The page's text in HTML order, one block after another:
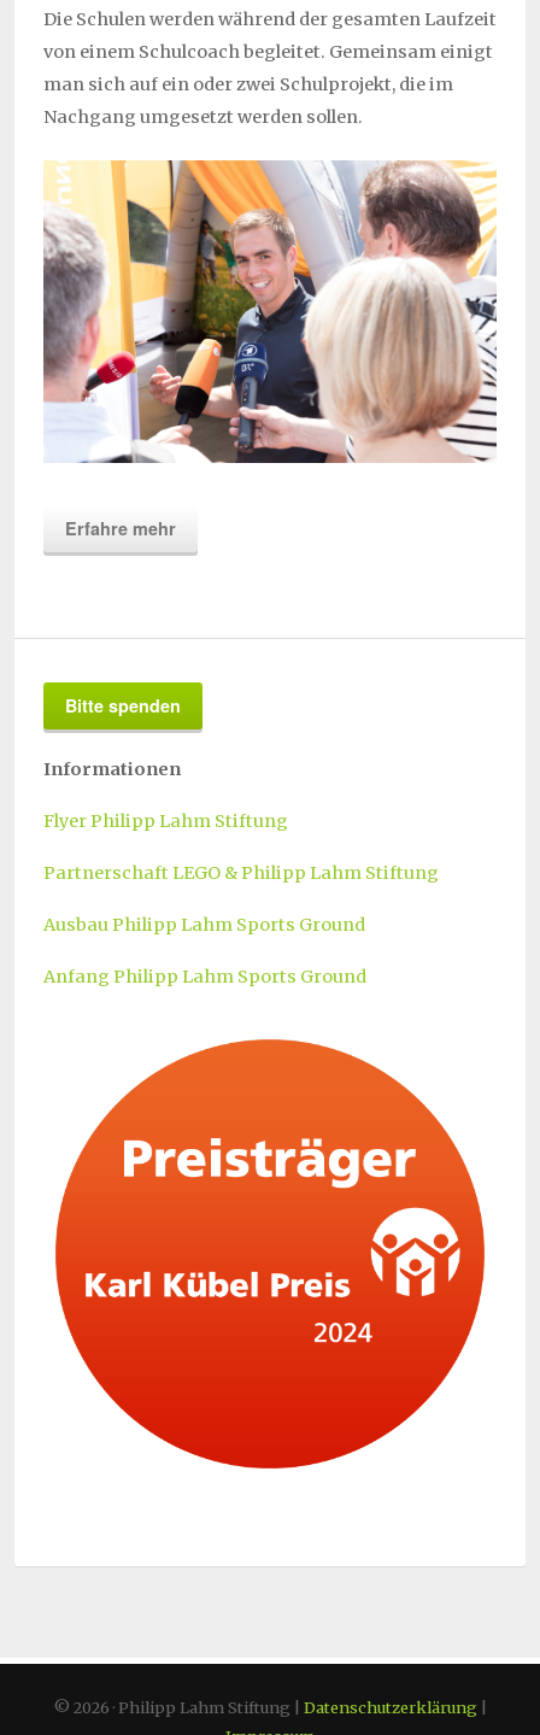
Die Schulen werden während der gesamten Laufzeit
von einem Schulcoach begleitet. Gemeinsam einigt
man sich auf ein oder zwei Schulprojekt, die im
Nachgang umgesetzt werden sollen.
Erfahre mehr
Bitte spenden
Informationen
Flyer Philipp Lahm Stiftung
Partnerschaft LEGO & Philipp Lahm Stiftung
Ausbau Philipp Lahm Sports Ground
Anfang Philipp Lahm Sports Ground
© 2026 · Philipp Lahm Stiftung | Datenschutzerklärung